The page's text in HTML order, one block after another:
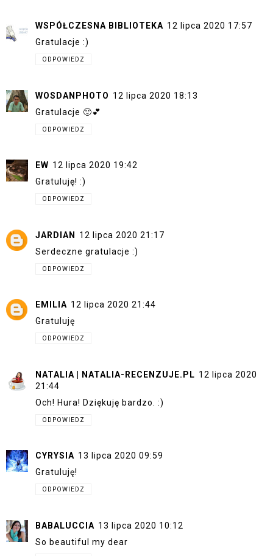
WSPÓŁCZESNA BIBLIOTEKA 12 lipca 2020 17:57
Gratulacje :)
ODPOWIEDZ
WOSDANPHOTO 12 lipca 2020 18:13
Gratulacje 🙂💕
ODPOWIEDZ
EW 12 lipca 2020 19:42
Gratuluję! :)
ODPOWIEDZ
JARDIAN
12 lipca 2020 21:17
Serdeczne gratulacje :)
ODPOWIEDZ
EMILIA 12 lipca 2020 21:44
Gratuluję
ODPOWIEDZ
NATALIA | NATALIA-RECENZUJE.PL 12 lipca 2020
21:44
Och! Hura! Dziękuję bardzo. :)
ODPOWIEDZ
CYRYSIA 13 lipca 2020 09:59
Gratuluję!
ODPOWIEDZ
BABALUCCIA 13 lipca 2020 10:12
So beautiful my dear